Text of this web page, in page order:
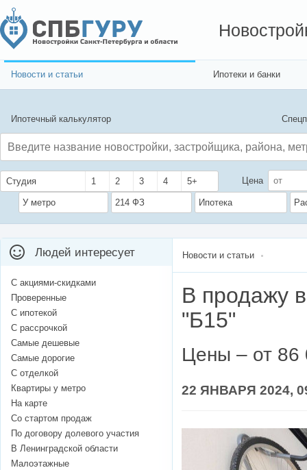
Новости и статьи Ипотеки и банки
Ипотечный калькулятор
Студия 1 2 3 4 5+ Цена
У метро 214 ФЗ Ипотека
Новости и статьи
В продажу
"Б15"
Цены – от 86
22 ЯНВАРЯ 2024,
Людей интересует
С акциями-скидками
Проверенные
С ипотекой
С рассрочкой
Самые дешевые
Самые дорогие
С отделкой
Квартиры у метро
На карте
Со стартом продаж
По договору долевого участия
В Ленинградской области
Малоэтажные